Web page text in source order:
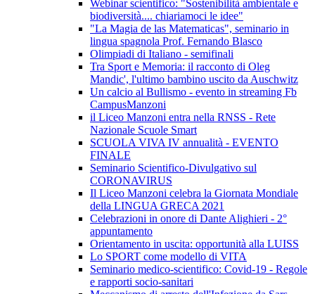
Webinar scientifico: "Sostenibilità ambientale e
biodiversità.... chiariamoci le idee"
"La Magia de las Matematicas", seminario in
lingua spagnola Prof. Fernando Blasco
Olimpiadi di Italiano - semifinali
Tra Sport e Memoria: il racconto di Oleg
Mandic', l'ultimo bambino uscito da Auschwitz
Un calcio al Bullismo - evento in streaming Fb
CampusManzoni
il Liceo Manzoni entra nella RNSS - Rete
Nazionale Scuole Smart
SCUOLA VIVA IV annualità - EVENTO
FINALE
Seminario Scientifico-Divulgativo sul
CORONAVIRUS
Il Liceo Manzoni celebra la Giornata Mondiale
della LINGUA GRECA 2021
Celebrazioni in onore di Dante Alighieri - 2°
appuntamento
Orientamento in uscita: opportunità alla LUISS
Lo SPORT come modello di VITA
Seminario medico-scientifico: Covid-19 - Regole
e rapporti socio-sanitari